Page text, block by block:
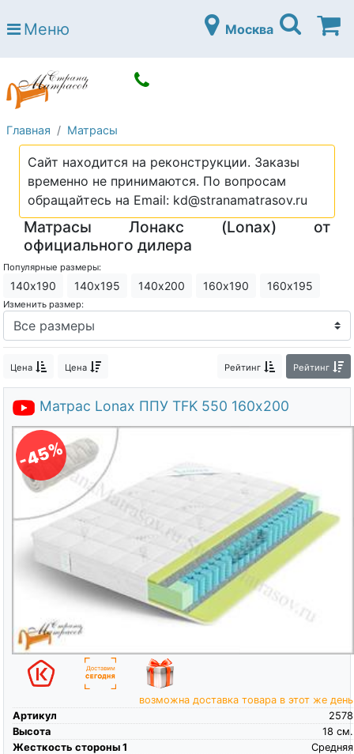
Страна матрасов
Open submenu (Матрасы)
Open submenu (Кровати)
Кровати
Open submenu (Аксессуары)
Open submenu (Диваны)
Диваны
Open submenu (Постельное белье)
Постельное белье
Open submenu (Мебель)
Мебель
Open submenu (Основания)
Основания
Open submenu (Детские матрасы)
Детские матрасы
Open submenu (Детские кровати)
Детские кровати
Open submenu (Шкафы)
Шкафы
О компании
Доставка по городу
Меню Москва
Главная Матрасы
Сайт находится на реконструкции. Заказы
временно не принимаются. По вопросам
обращайтесь на Email: kd@stranamatrasov.ru
Матрасы Лонакс (Lonax) от
официального дилера
Популярные размеры:
140х190 140х195 140х200 160х190 160х195
Изменить размер:
Цена Цена Рейтинг Рейтинг
Матрас Lonax ППУ TFK 550 160х200
-45%
возможна доставка товара в этот же день
Артикул
2578
Высота
см.
18
Жесткость стороны 1
Средняя